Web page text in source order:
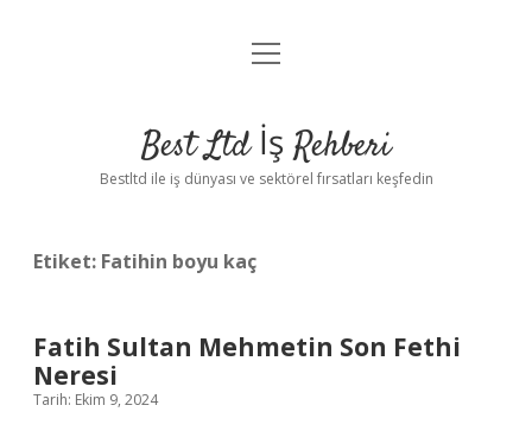
Anasayfa
Yasal Uyarı
menüyü
Best Ltd İş Rehberi
Bestltd ile iş dünyası ve sektörel fırsatları keşfedin
Etiket: Fatihin boyu kaç
Fatih Sultan Mehmetin Son Fethi
Neresi
Tarih: Ekim 9, 2024